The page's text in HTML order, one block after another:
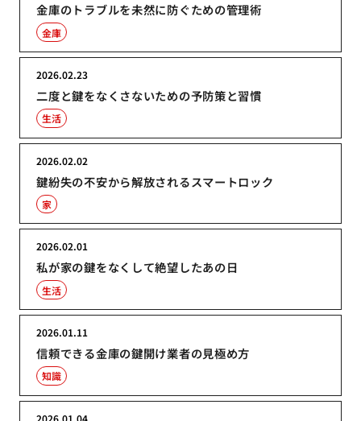
金庫のトラブルを未然に防ぐための管理術
金庫
二度と鍵をなくさないための予防策と習慣
2026.02.23
生活
鍵紛失の不安から解放されるスマートロック
2026.02.02
家
私が家の鍵をなくして絶望したあの日
2026.02.01
生活
信頼できる金庫の鍵開け業者の見極め方
2026.01.11
知識
2026.01.04